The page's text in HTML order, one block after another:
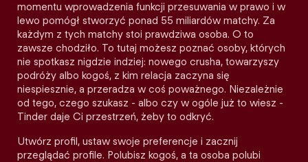
momentu wprowadzenia funkcji przesuwania w prawo i w
lewo pomógł stworzyć ponad 55 miliardów matchy. Za
każdym z tych matchy stoi prawdziwa osoba. O to
zawsze chodziło. To tutaj możesz poznać osoby, których
nie spotkasz nigdzie indziej: nowego crusha, towarzyszy
podróży albo kogoś, z kim relacja zaczyna się
niespiesznie, a przeradza w coś poważnego. Niezależnie
od tego, czego szukasz - albo czy w ogóle już to wiesz -
Tinder daje Ci przestrzeń, żeby to odkryć.
Utwórz profil, ustaw swoje preferencje i zacznij
przeglądać profile. Polubisz kogoś, a ta osoba polubi